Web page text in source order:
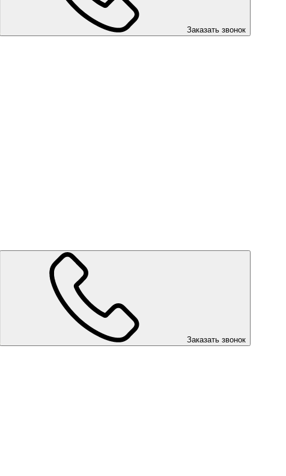
Заказать звонок
Заказать звонок